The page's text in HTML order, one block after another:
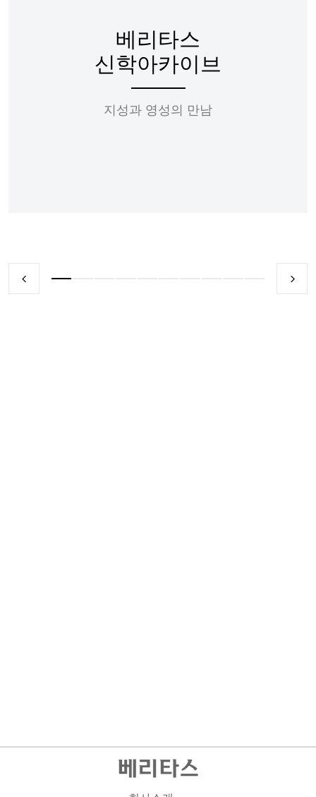
베리타스
신학아카이브
지성과 영성의 만남